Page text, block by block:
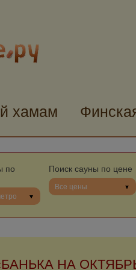
хамам
по
Поиск сауны по цене
Все цены
НА